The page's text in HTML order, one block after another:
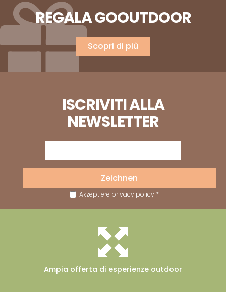
REGALA GOOUTDOOR
Scopri di più
ISCRIVITI ALLA
NEWSLETTER
Akzeptiere privacy policy*
Zeichnen
Ampia offerta di esperienze outdoor